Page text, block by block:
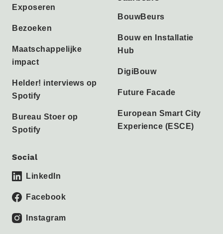
Exposeren
Bezoeken
Maatschappelijke
impact
Helder! interviews op
Spotify
Bureau Stoer op
Spotify
BouwBeurs
Bouw en Installatie
Hub
DigiBouw
Future Facade
European Smart City
Experience (ESCE)
Social
LinkedIn
Facebook
Instagram